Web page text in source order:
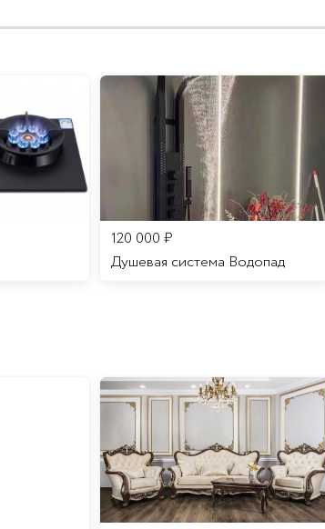
120 000 ₽
Душевая система Водопад